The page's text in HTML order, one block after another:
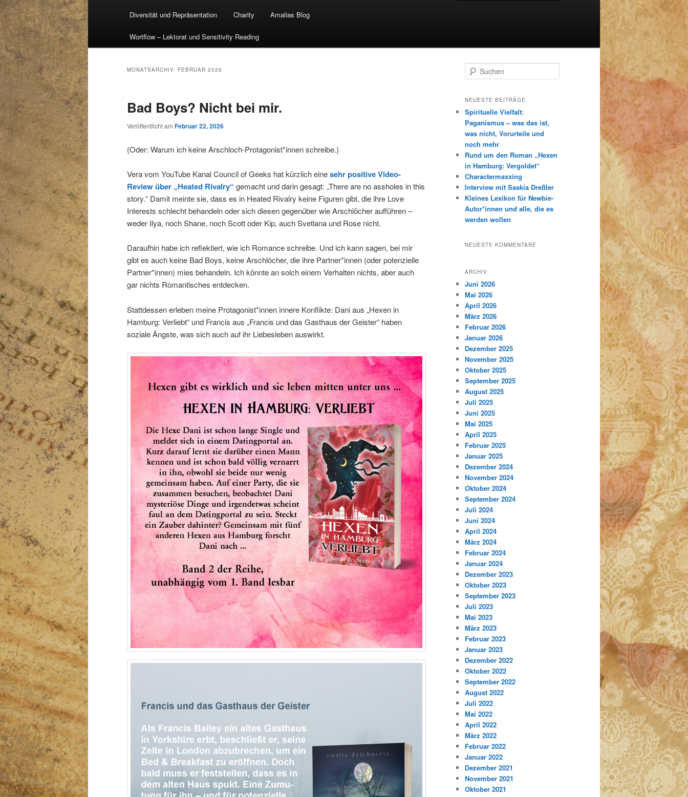
Diversität und Repräsentation Charity Amalias Blog
Wortflow – Lektorat und Sensitivity Reading
MONATSARCHIV: FEBRUAR 2026
Bad Boys? Nicht bei mir.
Veröffentlicht am Februar 22, 2026
(Oder: Warum ich keine Arschloch-Protagonist*innen schreibe.)
Vera vom YouTube Kanal Council of Geeks hat kürzlich einesehr positive Video-
Review über „Heated Rivalry“ gemacht und darin gesagt: „There are no assholes in this
story.“ Damit meinte sie, dass es in Heated Rivalry keine Figuren gibt, die ihre Love
Interests schlecht behandeln oder sich diesen gegenüber wie Arschlöcher aufführen –
weder Ilya, noch Shane, noch Scott oder Kip, auch Svetlana und Rose nicht.
Daraufhin habe ich reflektiert, wie ich Romance schreibe. Und ich kann sagen, bei mir
gibt es auch keine Bad Boys, keine Arschlöcher, die ihre Partner*innen (oder potenzielle
Partner*innen) mies behandeln. Ich könnte an solch einem Verhalten nichts, aber auch
gar nichts Romantisches entdecken.
Stattdessen erleben meine Protagonist*innen innere Konflikte: Dani aus „Hexen in
Hamburg: Verliebt“ und Francis aus „Francis und das Gasthaus der Geister“ haben
soziale Ängste, was sich auch auf ihr Liebesleben auswirkt.
u
h
n
NEUESTE BEITRÄGE
Spirituelle Vielfalt:
Paganismus – was das ist,
was nicht, Vorurteile und
noch mehr
Rund um den Roman „Hexen
in Hamburg: Vergoldet“
Charactermaxxing
Interview mit Saskia Dreßler
Kleines Lexikon für Newbie-
Autor*innen und alle, die es
werden wollen
NEUESTE KOMMENTARE
ARCHIV
Juni 2026
Mai 2026
April 2026
März 2026
Februar 2026
Januar 2026
Dezember 2025
November 2025
Oktober 2025
September 2025
August 2025
Juli 2025
Juni 2025
Mai 2025
April 2025
Februar 2025
Januar 2025
Dezember 2024
November 2024
Oktober 2024
September 2024
Juli 2024
Juni 2024
April 2024
März 2024
Februar 2024
Januar 2024
Dezember 2023
Oktober 2023
September 2023
Juli 2023
Mai 2023
März 2023
Februar 2023
Januar 2023
Dezember 2022
Oktober 2022
September 2022
August 2022
Juli 2022
Mai 2022
April 2022
März 2022
Februar 2022
Januar 2022
Dezember 2021
November 2021
Oktober 2021